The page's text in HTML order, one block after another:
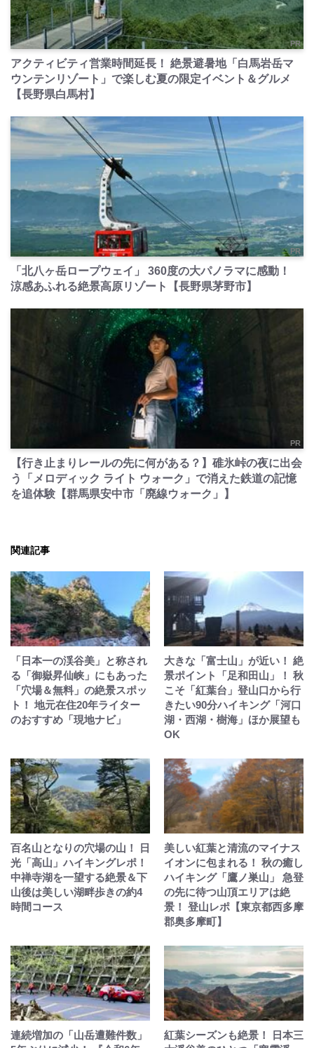
PR
アクティビティ営業時間延長！ 絶景避暑地「白馬岩岳マ
ウンテンリゾート」で楽しむ夏の限定イベント＆グルメ
【長野県白馬村】
PR
「北八ヶ岳ロープウェイ」 360度の大パノラマに感動！
涼感あふれる絶景高原リゾート【長野県茅野市】
PR
【行き止まりレールの先に何がある？】碓氷峠の夜に出会
う「メロディック ライト ウォーク」で消えた鉄道の記憶
を追体験【群馬県安中市「廃線ウォーク」】
関連記事
「日本一の渓谷美」と称され
る「御嶽昇仙峡」にもあった
「穴場＆無料」の絶景スポッ
ト！ 地元在住20年ライター
のおすすめ「現地ナビ」
大きな「富士山」が近い！ 絶
景ポイント「足和田山」！ 秋
こそ「紅葉台」登山口から行
きたい90分ハイキング「河口
湖・西湖・樹海」ほか展望も
OK
百名山となりの穴場の山！ 日
光「高山」ハイキングレポ！
中禅寺湖を一望する絶景＆下
山後は美しい湖畔歩きの約4
時間コース
美しい紅葉と清流のマイナス
イオンに包まれる！ 秋の癒し
ハイキング「鷹ノ巣山」 急登
の先に待つ山頂エリアは絶
景！ 登山レポ【東京都西多摩
郡奥多摩町】
連続増加の「山岳遭難件数」
紅葉シーズンも絶景！ 日本三